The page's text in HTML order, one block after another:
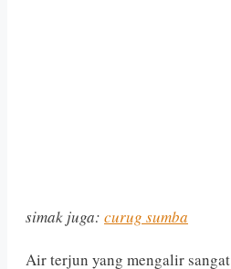
simak juga: curug sumba
Air terjun yang mengalir sangat